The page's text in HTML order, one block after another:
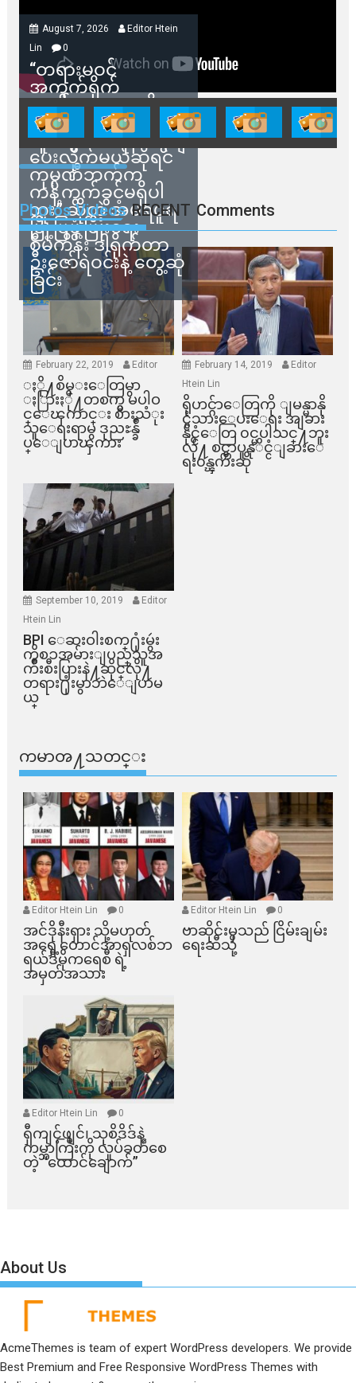
August 7, 2026
Editor Htein
Lin
0
“တရားမဝင်
အကွက်ရိုက်
ရောင်းချမှုတွေကို
သက်ဆိုင်ရာတာဝန်ရှိ
သူတွေက ဂရန်တွေချ
ပေးလိုက်မယ်ဆိုရင်
ကုမ္ပဏီဘက်က
ကန့်ကွက်ခွင့်မရှိပါ
ဘူး” ဆိုတဲ့ အမရပူရ
မြို့ပြဖွံ့ဖြိုးရေး
စီမံကိန်း ဒါရိုက်တာ
ဦးဇော်ရဲဝင်းနဲ့ တွေ့ဆုံ
ခြင်း
Photos Videos RECENT Comments
February 22, 2019 Editor
ႏို႔စိမ္းေတြမွာ
ႏြားႏို႔တစက္မွ မပါဝ
င္ေၾကာင္း စားသံုး
သူေရးရာမွ ဒုညႊန္ခ်ဳ
ပ္ေျပာၾကား
February 14, 2019
Editor
Htein Lin
ရိုဟင္ဂ်ာေတြကို ျမန္မာနို
င္ငံသားေပးေရး အျခား
နိုင္ငံေတြ ၀င္မပါသင္႔ဘူး
လို႔ စင္ကာပူနုိင္ငံျခားေ
ရး၀န္ၾကီးဆို
September 10, 2019
Editor
Htein Lin
BPI ​ေဆးဝါးစက္​႐ုံးမွဴး
ကိစၥအမ်ားျပည္​သူအ
က်ိဳးစီးပြားနဲ႔ဆိုင္​လို႔
တရား႐ုံးမွာဘဲေျပာမ
ယ္​
ကမာၻ႔သတင္း
Editor Htein Lin 0
အင်ဒိုနီးရှား သို့မဟုတ်
အရှေ့တောင်အာရှလစ်ဘ
ရယ်ဒီမိုကရေစီ ရဲ့
အမှတ်အသား
Editor Htein Lin 0
ဗာဆိုင်းမှသည် ငြိမ်းချမ်း
ရေးဆီသို့
Editor Htein Lin 0
ရှီကျင့်ဖျင်၊ သုစိဒိဒ်နဲ့
ကမ္ဘာကြီးကို လှုပ်ခတ်စေ
တဲ့ “ထောင်ချောက်”
About Us
AcmeThemes is team of expert WordPress developers. We provide
Best Premium and Free Responsive WordPress Themes with